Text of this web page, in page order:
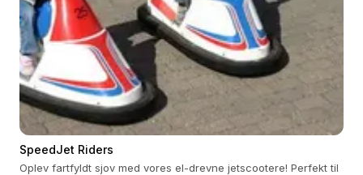
SpeedJet Riders
Oplev fartfyldt sjov med vores el-drevne jetscootere! Perfekt til